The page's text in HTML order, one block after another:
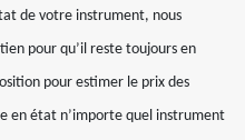
de votre instrument, nous
pour qu’il reste toujours en
pour estimer le prix des
en état n’importe quel instrument